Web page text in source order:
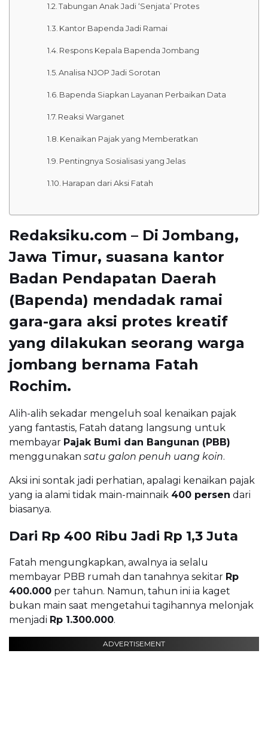
Tabungan Anak Jadi ‘Senjata’ Protes
Kantor Bapenda Jadi Ramai
Respons Kepala Bapenda Jombang
Analisa NJOP Jadi Sorotan
Bapenda Siapkan Layanan Perbaikan Data
Reaksi Warganet
Kenaikan Pajak yang Memberatkan
Pentingnya Sosialisasi yang Jelas
Harapan dari Aksi Fatah
Redaksiku.com – Di Jombang,
Jawa Timur, suasana kantor
Badan Pendapatan Daerah
(Bapenda) mendadak ramai
gara-gara aksi protes kreatif
yang dilakukan seorang warga
jombang bernama Fatah
Rochim.
Alih-alih sekadar mengeluh soal kenaikan pajak
yang fantastis, Fatah datang langsung untuk
membayar Pajak Bumi dan Bangunan (PBB)
menggunakan satu galon penuh uang koin.
Aksi ini sontak jadi perhatian, apalagi kenaikan pajak
yang ia alami tidak main-mainnaik 400 persen dari
biasanya.
Dari Rp 400 Ribu Jadi Rp 1,3 Juta
Fatah mengungkapkan, awalnya ia selalu
membayar PBB rumah dan tanahnya sekitar Rp
400.000 per tahun. Namun, tahun ini ia kaget
bukan main saat mengetahui tagihannya melonjak
menjadi Rp 1.300.000.
ADVERTISEMENT